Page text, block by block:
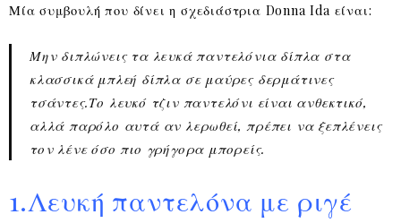
Μία συμβουλή που δίνει η σχεδιάστρια Donna Ida είναι:
Μην διπλώνεις τα λευκά παντελόνια δίπλα στα
κλασσικά μπλεή δίπλα σε μαύρες δερμάτινες
τσάντες.Το λευκό τζιν παντελόνι είναι ανθεκτικό,
αλλά παρόλο αυτά αν λερωθεί, πρέπει να ξεπλένεις
τον λένε όσο πιο γρήγορα μπορείς.
1.Λευκή παντελόνα με ριγέ